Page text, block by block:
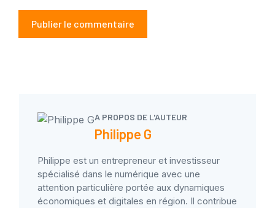
A PROPOS DE L'AUTEUR
Philippe G
Philippe est un entrepreneur et investisseur
spécialisé dans le numérique avec une
attention particulière portée aux dynamiques
économiques et digitales en région. Il contribue